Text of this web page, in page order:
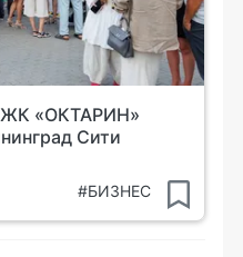
ЖК «ОКТАРИН»
Сити
#БИЗНЕС